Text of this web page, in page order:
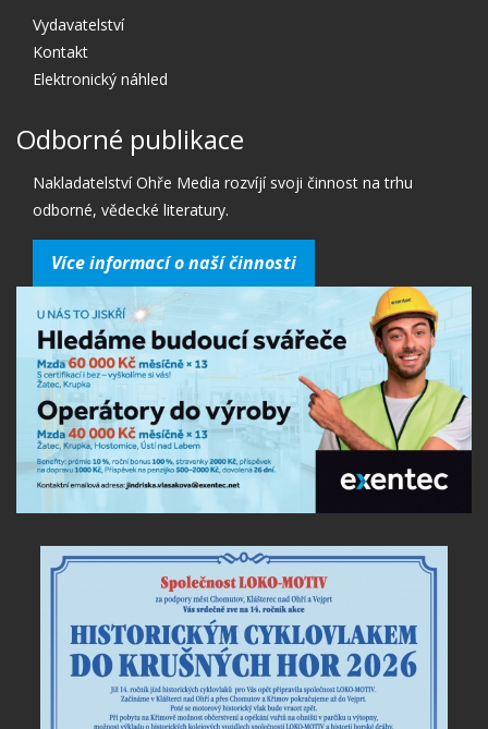
Vydavatelství
Kontakt
Elektronický náhled
Odborné publikace
Nakladatelství Ohře Media rozvíjí svoji činnost na trhu
odborné, vědecké literatury.
Více informací o naší činnosti